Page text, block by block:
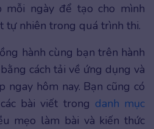
ngày để tạo cho mình
tự nhiên trong quá trình thi.
hành cùng bạn trên hành
cách tải về ứng dụng và
ngay hôm nay. Bạn cũng có
bài viết trong danh mục
mẹo làm bài và kiến thức